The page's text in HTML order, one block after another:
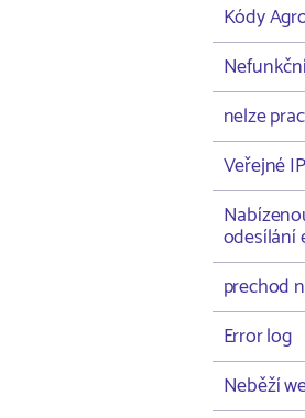
Kódy
nelze
Veřejné
odesílání
prechod
Error log
Neběží